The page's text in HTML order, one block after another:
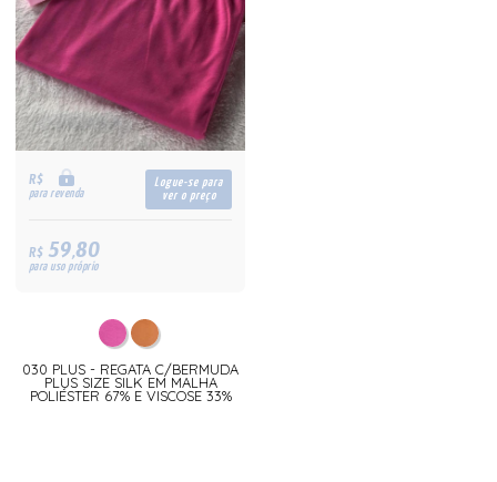
R$
para revenda
Logue-se para
ver o preço
R$59,80
para uso próprio
030 PLUS - REGATA C/BERMUDA
PLUS SIZE SILK EM MALHA
POLIÉSTER 67% E VISCOSE 33%